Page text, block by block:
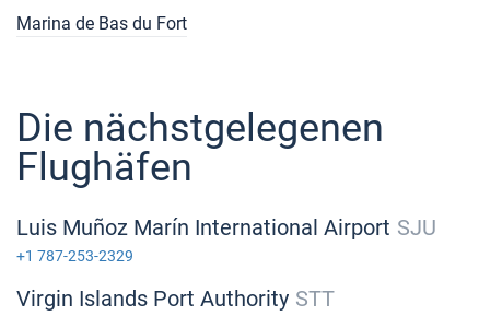
Marina de Bas du Fort
Die nächstgelegenen
Flughäfen
Luis Muñoz Marín International Airport SJU
+1 787-253-2329
Virgin Islands Port Authority​ STT